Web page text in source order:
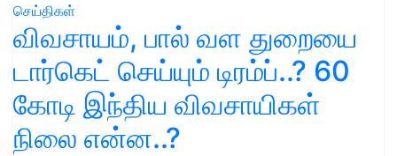
செய்திகள்
விவசாயம், பால் வள துறையை
டார்கெட் செய்யும் டிரம்ப்..? 60
கோடி இந்திய விவசாயிகள்
நிலை என்ன..?